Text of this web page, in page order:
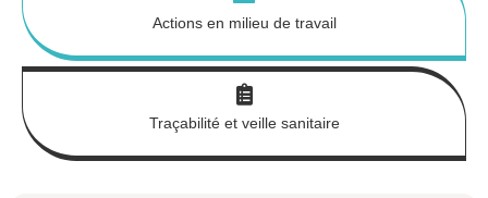
Actions en milieu de travail
Traçabilité et veille sanitaire